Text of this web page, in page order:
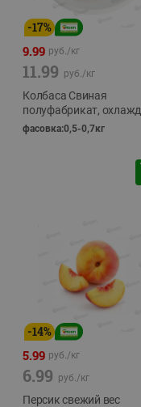
-17%
9.99 руб./кг
11.99 руб./кг
Колбаса Свиная
полуфабрикат, охлажд
фасовка:0,5-0,7кг
-14%
5.99 руб./кг
6.99 руб./кг
Персик свежий вес